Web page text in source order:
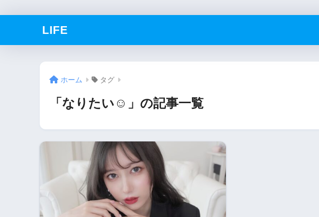
LIFE
ホーム タグ
「なりたい☺」の記事一覧